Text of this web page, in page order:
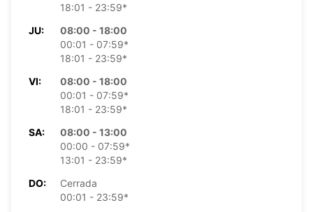
18:01 - 23:59*
JU:
08:00 - 18:00
00:01 - 07:59*
18:01 - 23:59*
VI:
08:00 - 18:00
00:01 - 07:59*
18:01 - 23:59*
SA:
08:00 - 13:00
00:00 - 07:59*
13:01 - 23:59*
DO:
Cerrada
00:01 - 23:59*